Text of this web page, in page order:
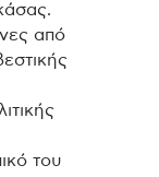
από
του